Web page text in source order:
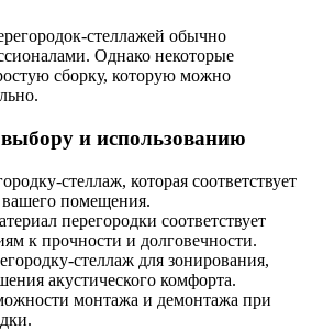
стеллажей обычно
Однако некоторые
сборку, которую можно
и использованию
стеллаж, которая соответствует
помещения.
перегородки соответствует
к прочности и долговечности.
стеллаж для зонирования,
акустического комфорта.
монтажа и демонтажа при